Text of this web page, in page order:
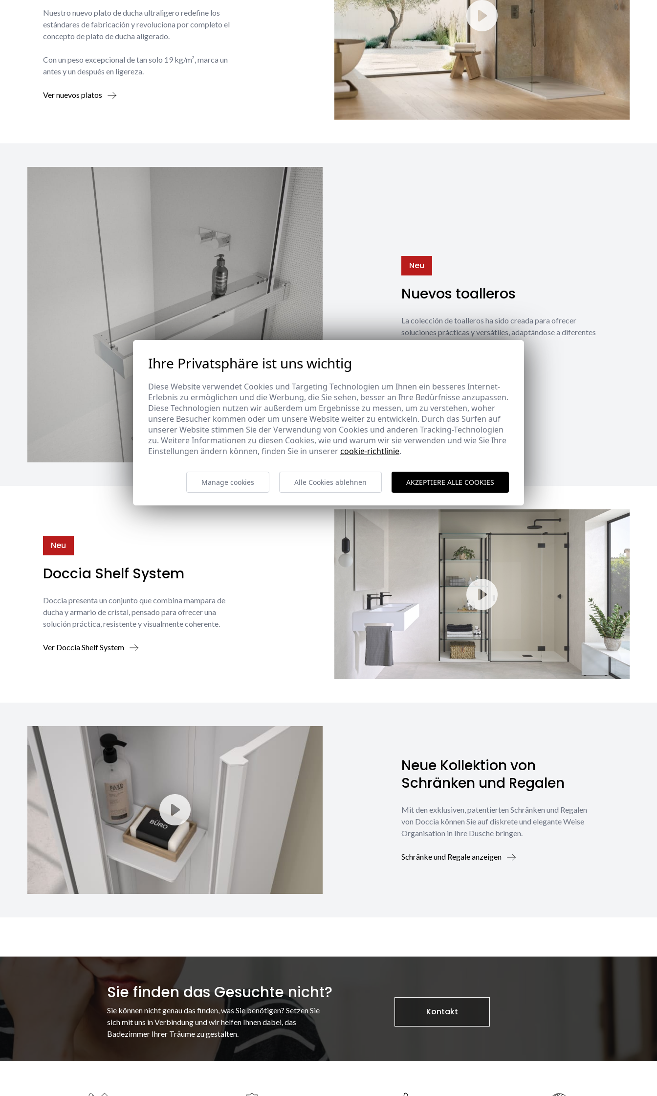
Nuestro nuevo plato de ducha ultraligero redefine los
estándares de fabricación y revoluciona por completo el
concepto de plato de ducha aligerado.
Con un peso excepcional de tan solo 19 kg/m², marca un
antes y un después en ligereza.
Ver nuevos platos
Neu
Nuevos toalleros
La colección de toalleros ha sido creada para ofrecer
soluciones prácticas y versátiles, adaptándose a diferentes
Neu
Doccia Shelf System
Doccia presenta un conjunto que combina mampara de
ducha y armario de cristal, pensado para ofrecer una
solución práctica, resistente y visualmente coherente.
Ver Doccia Shelf System
Neue Kollektion von
Schränken und Regalen
Mit den exklusiven, patentierten Schränken und Regalen
von Doccia können Sie auf diskrete und elegante Weise
Organisation in Ihre Dusche bringen.
Schränke und Regale anzeigen
Sie finden das Gesuchte nicht?
Sie können nicht genau das finden, was Sie benötigen? Setzen Sie
sich mit uns in Verbindung und wir helfen Ihnen dabei, das
Badezimmer Ihrer Träume zu gestalten.
Kontakt
Ihre Privatsphäre ist uns wichtig
Diese Website verwendet Cookies und Targeting Technologien um Ihnen ein besseres Internet-
Erlebnis zu ermöglichen und die Werbung, die Sie sehen, besser an Ihre Bedürfnisse anzupassen.
Diese Technologien nutzen wir außerdem um Ergebnisse zu messen, um zu verstehen, woher
unsere Besucher kommen oder um unsere Website weiter zu entwickeln. Durch das Surfen auf
unserer Website stimmen Sie der Verwendung von Cookies und anderen Tracking-Technologien
zu. Weitere Informationen zu diesen Cookies, wie und warum wir sie verwenden und wie Sie Ihre
Einstellungen ändern können, finden Sie in unserercookie-richtlinie.
Manage cookies Alle Cookies ablehnen AKZEPTIERE ALLE COOKIES